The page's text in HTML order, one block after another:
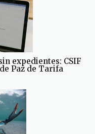
expedientes: CSIF
Paz de Tarifa